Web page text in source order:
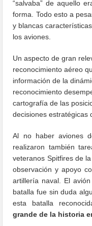
“salvaba” de aquello
forma. Todo esto a
y blancas
los aviones.
Un aspecto de gran
reconocimiento aéreo
información de la
reconocimiento
cartografía de las
decisiones estratégicas
Al no haber aviones
realizaron también
veteranos Spitfires de
observación y apoyo
artillería naval. El
batalla fue sin duda
esta batalla
grande de la historia